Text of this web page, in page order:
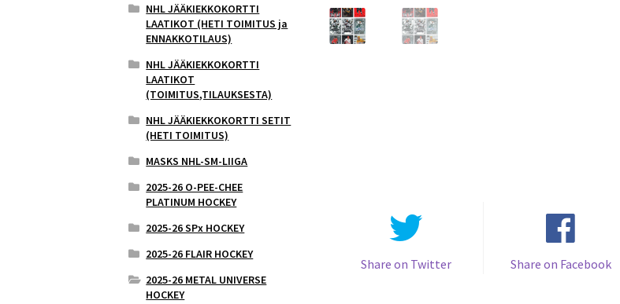
Share on Twitter Share on Facebook
NHL JÄÄKIEKKOKORTTI
LAATIKOT (HETI TOIMITUS ja
ENNAKKOTILAUS)
NHL JÄÄKIEKKOKORTTI
LAATIKOT
(TOIMITUS,TILAUKSESTA)
NHL JÄÄKIEKKOKORTTI SETIT
(HETI TOIMITUS)
MASKS NHL-SM-LIIGA
2025-26 O-PEE-CHEE
PLATINUM HOCKEY
2025-26 SPx HOCKEY
2025-26 FLAIR HOCKEY
2025-26 METAL UNIVERSE
HOCKEY